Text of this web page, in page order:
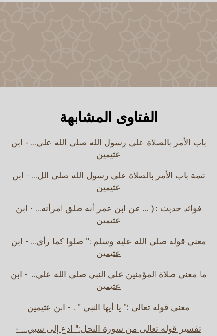
الفتاوى المشابهة
باب الأمر بالصلاة على رسول الله صلى الله علي... - ابن
عثيمين
تتمة باب الأمر بالصلاة على رسول الله صلى الل... - ابن
عثيمين
فوائد حديث : ( ... عن ابن عمر أنه طلق امرأته... - ابن
عثيمين
معنى قوله صلى الله عليه وسلم :" صلوا كما رأي... - ابن
عثيمين
ما معنى صلاة المؤمنين على النبي صلى الله علي... - ابن
عثيمين
معنى قوله تعالى :" يا أيها النبي " . - ابن عثيمين
تفسير قوله تعالى من سورة النحل:" ادع إلى سبي... -